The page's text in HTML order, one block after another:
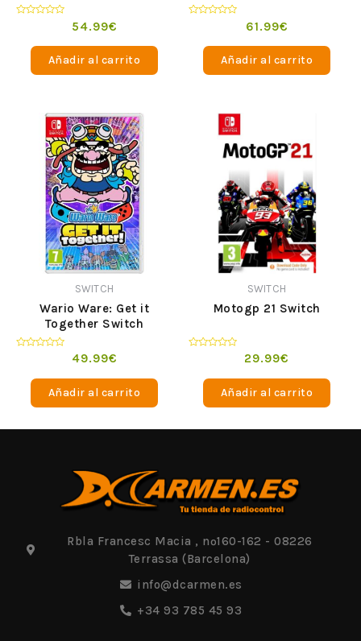
54.99€
Añadir al carrito
61.99€
Añadir al carrito
SWITCH
Wario Ware: Get it
Together Switch
49.99€
Añadir al carrito
SWITCH
Motogp 21 Switch
29.99€
Añadir al carrito
Rbla Francesc Macia , nº160-162 - 08226
Terrassa (Barcelona)
info@dcarmen.es
+34 93 785 45 93